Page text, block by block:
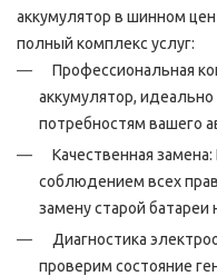
аккумулятор в шинном
полный комплекс услуг:
Профессиональная
аккумулятор,
потребностям вашего
Качественная
соблюдением всех
замену старой батареи
Диагностика
проверим состояние